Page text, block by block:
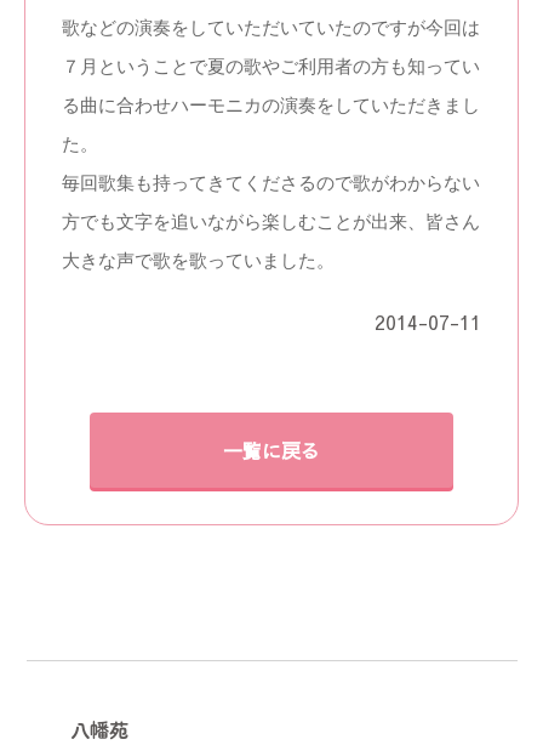
歌などの演奏をしていただいていたのですが今回は
７月ということで夏の歌やご利用者の方も知ってい
る曲に合わせハーモニカの演奏をしていただきまし
た。
毎回歌集も持ってきてくださるので歌がわからない
方でも文字を追いながら楽しむことが出来、皆さん
大きな声で歌を歌っていました。
2014-07-11
一覧に戻る
八幡苑